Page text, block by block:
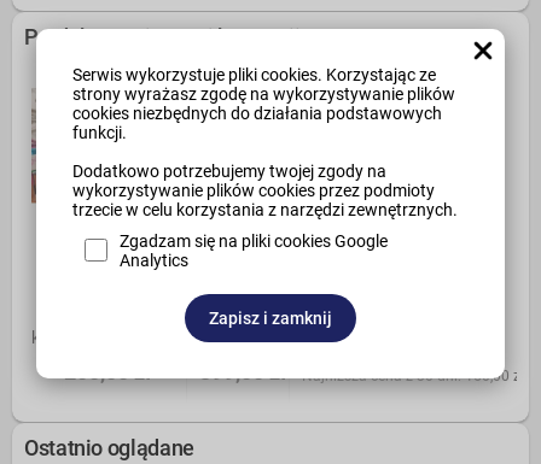
Serwis wykorzystuje pliki cookies. Korzystając ze
strony wyrażasz zgodę na wykorzystywanie plików
cookies niezbędnych do działania podstawowych
funkcji.
Dodatkowo potrzebujemy twojej zgody na
wykorzystywanie plików cookies przez podmioty
trzecie w celu korzystania z narzędzi zewnętrznych.
Zgadzam się na pliki cookies Google
Analytics
Zapisz i zamknij
Produkty z tej samej kategorii
karuzela elektryczna Nootropiki
Najniższa cena z 30 dni: 150,00 zł
Ostatnio oglądane